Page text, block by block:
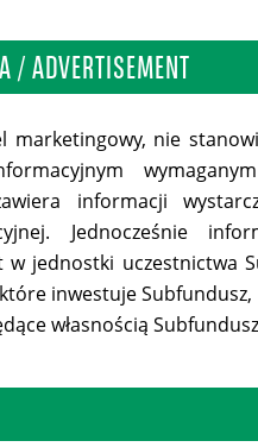
/ ADVERTISEMENT
marketingowy, nie
informacji
Jednocześnie
jednostki uczestnictwa
inwestuje
własnością